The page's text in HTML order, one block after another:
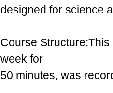
designed for science
Course
week for
50 minutes, was